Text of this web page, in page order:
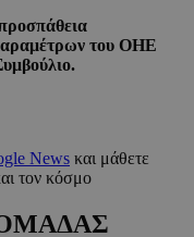
του ΟΗΕ
News και μάθετε
τον κόσμο